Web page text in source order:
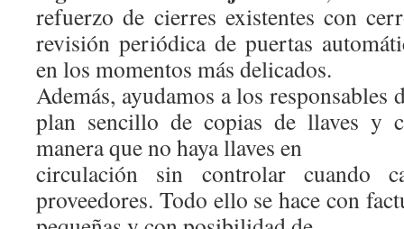
refuerzo de cierres existentes con
revisión periódica de puertas
en los momentos más delicados.
Además, ayudamos a los responsables
plan sencillo de copias de llaves y
manera que no haya llaves en
circulación sin controlar cuando
proveedores. Todo ello se hace con